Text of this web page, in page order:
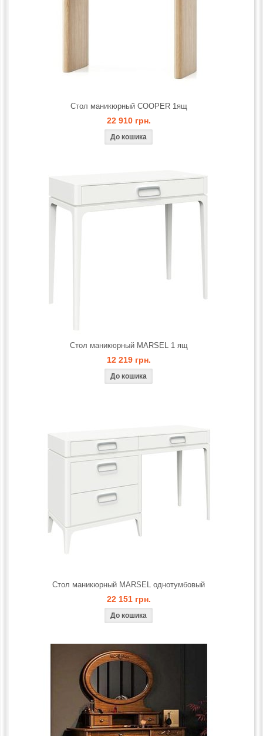
Стол маникюрный COOPER 1ящ
22 910 грн.
Стол маникюрный MARSEL 1 ящ
12 219 грн.
Стол маникюрный MARSEL однотумбовый
22 151 грн.